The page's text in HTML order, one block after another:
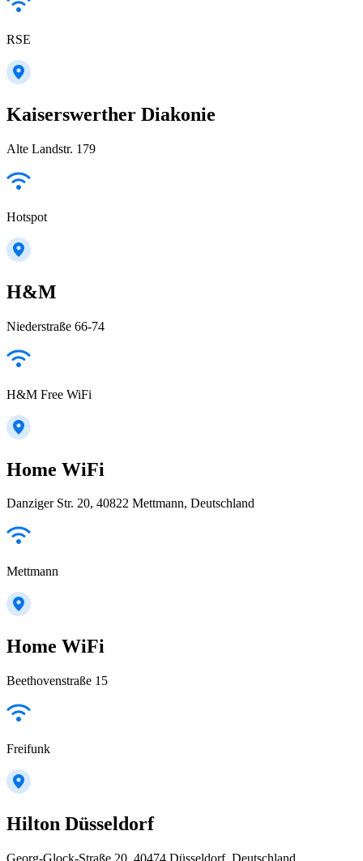
RSE
Kaiserswerther Diakonie
Alte Landstr. 179
Hotspot
H&M
Niederstraße 66-74
H&M Free WiFi
Home WiFi
Danziger Str. 20, 40822 Mettmann, Deutschland
Mettmann
Home WiFi
Beethovenstraße 15
Freifunk
Hilton Düsseldorf
Georg-Glock-Straße 20, 40474 Düsseldorf, Deutschland